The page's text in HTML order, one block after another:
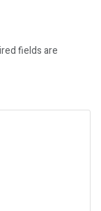
fields are